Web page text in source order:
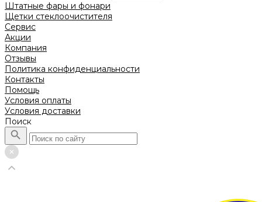
Штатные фары и фонари
Щетки стеклоочистителя
Сервис
Акции
Компания
Отзывы
Политика конфиденциальности
Контакты
Помощь
Условия оплаты
Условия доставки
Поиск